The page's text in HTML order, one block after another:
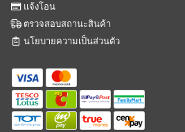
แจ้งโอน
ตรวจสอบสถานะสินค้า
นโยบายความเป็นส่วนตัว